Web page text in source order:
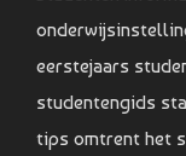
eerstejaars
studentengids
tips omtrent het